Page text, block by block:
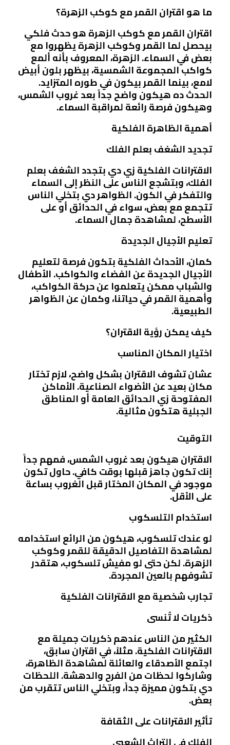
ما هو اقتران القمر مع كوكب الزهرة؟
اقتران القمر مع كوكب الزهرة هو حدث فلكي
بيحصل لما القمر وكوكب الزهرة يظهروا مع
بعض في السماء. الزهرة، المعروف بأنه ألمع
كواكب المجموعة الشمسية، بيظهر بلون أبيض
لامع، بينما القمر بيكون في طوره المتزايد.
الحدث ده هيكون واضح جداً بعد غروب الشمس،
وهيكون فرصة رائعة لمراقبة السماء.
أهمية الظاهرة الفلكية
تجديد الشغف بعلم الفلك
الاقترانات الفلكية زي دي بتجدد الشغف بعلم
الفلك، وبتشجع الناس على النظر إلى السماء
والتفكر في الكون. الظواهر دي بتخلي الناس
تتجمع مع بعض، سواء في الحدائق أو على
الأسطح، لمشاهدة جمال السماء.
تعليم الأجيال الجديدة
كمان، الأحداث الفلكية بتكون فرصة لتعليم
الأجيال الجديدة عن الفضاء والكواكب. الأطفال
والشباب ممكن يتعلموا عن حركة الكواكب،
وأهمية القمر في حياتنا، وكمان عن الظواهر
الطبيعية.
كيف يمكن رؤية الاقتران؟
اختيار المكان المناسب
عشان تشوف الاقتران بشكل واضح، لازم تختار
مكان بعيد عن الأضواء الصناعية. الأماكن
المفتوحة زي الحدائق العامة أو المناطق
الجبلية هتكون مثالية.
التوقيت
الاقتران هيكون بعد غروب الشمس، فمهم جداً
إنك تكون جاهز قبلها بوقت كافي. حاول تكون
موجود في المكان المختار قبل الغروب بساعة
على الأقل.
استخدام التلسكوب
لو عندك تلسكوب، هيكون من الرائع استخدامه
لمشاهدة التفاصيل الدقيقة للقمر وكوكب
الزهرة. لكن حتى لو مفيش تلسكوب، هتقدر
تشوفهم بالعين المجردة.
تجارب شخصية مع الاقترانات الفلكية
ذكريات لا تُنسى
الكثير من الناس عندهم ذكريات جميلة مع
الاقترانات الفلكية. مثلاً، في اقتران سابق،
اجتمع الأصدقاء والعائلة لمشاهدة الظاهرة،
وشاركوا لحظات من الفرح والدهشة. اللحظات
دي بتكون مميزة جداً، وبتخلي الناس تتقرب من
بعض.
تأثير الاقترانات على الثقافة